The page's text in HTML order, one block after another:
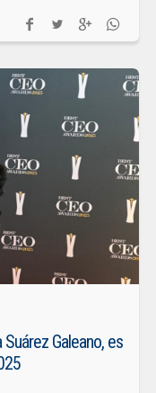
Galeano, es